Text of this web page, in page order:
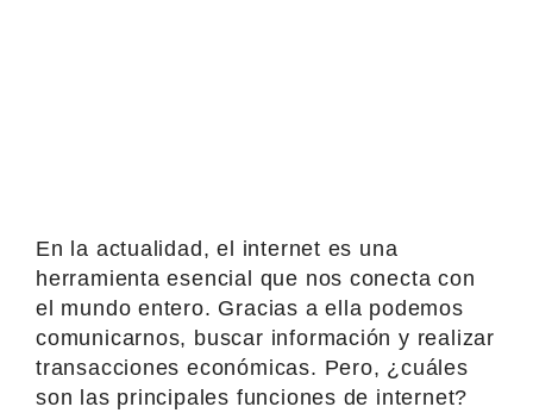
En la actualidad, el internet es una
herramienta esencial que nos conecta con
el mundo entero. Gracias a ella podemos
comunicarnos, buscar información y realizar
transacciones económicas. Pero, ¿cuáles
son las principales funciones de internet?